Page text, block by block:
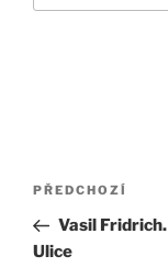
Navigace
příspěvek
Předchozí
příspěvek
PŘEDCHOZÍ
Vasil
Ulice